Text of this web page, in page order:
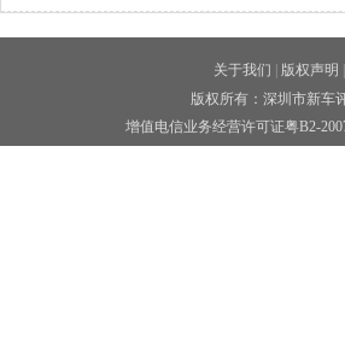
关于我们 版权声明
版权所有：深圳市新车
增值电信业务经营许可证粤B2-